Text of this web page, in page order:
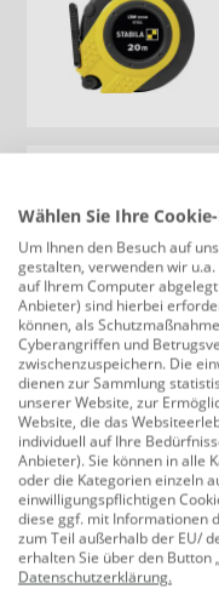
Wählen Sie Ihre
Um Ihnen den Besuch auf
gestalten, verwenden wir
auf Ihrem Computer
Anbieter) sind hierbei
können, als
Cyberangriffen und
zwischenzuspeichern. Die
dienen zur Sammlung
unserer Website, zur
Website, die das
individuell auf Ihre
Anbieter). Sie können in alle
oder die Kategorien einzeln
einwilligungspflichtigen
diese ggf. mit Informationen
zum Teil außerhalb der EU/
erhalten Sie über den Button
Datenschutzerklärung.